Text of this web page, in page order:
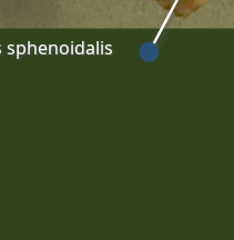
sphenoidalis